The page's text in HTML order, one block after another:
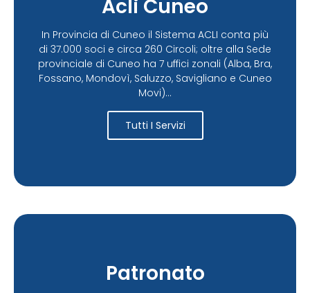
Acli Cuneo
In Provincia di Cuneo il Sistema ACLI conta più
di 37.000 soci e circa 260 Circoli; oltre alla Sede
provinciale di Cuneo ha 7 uffici zonali (Alba, Bra,
Fossano, Mondovì, Saluzzo, Savigliano e Cuneo
Movi)...
Tutti I Servizi
Patronato